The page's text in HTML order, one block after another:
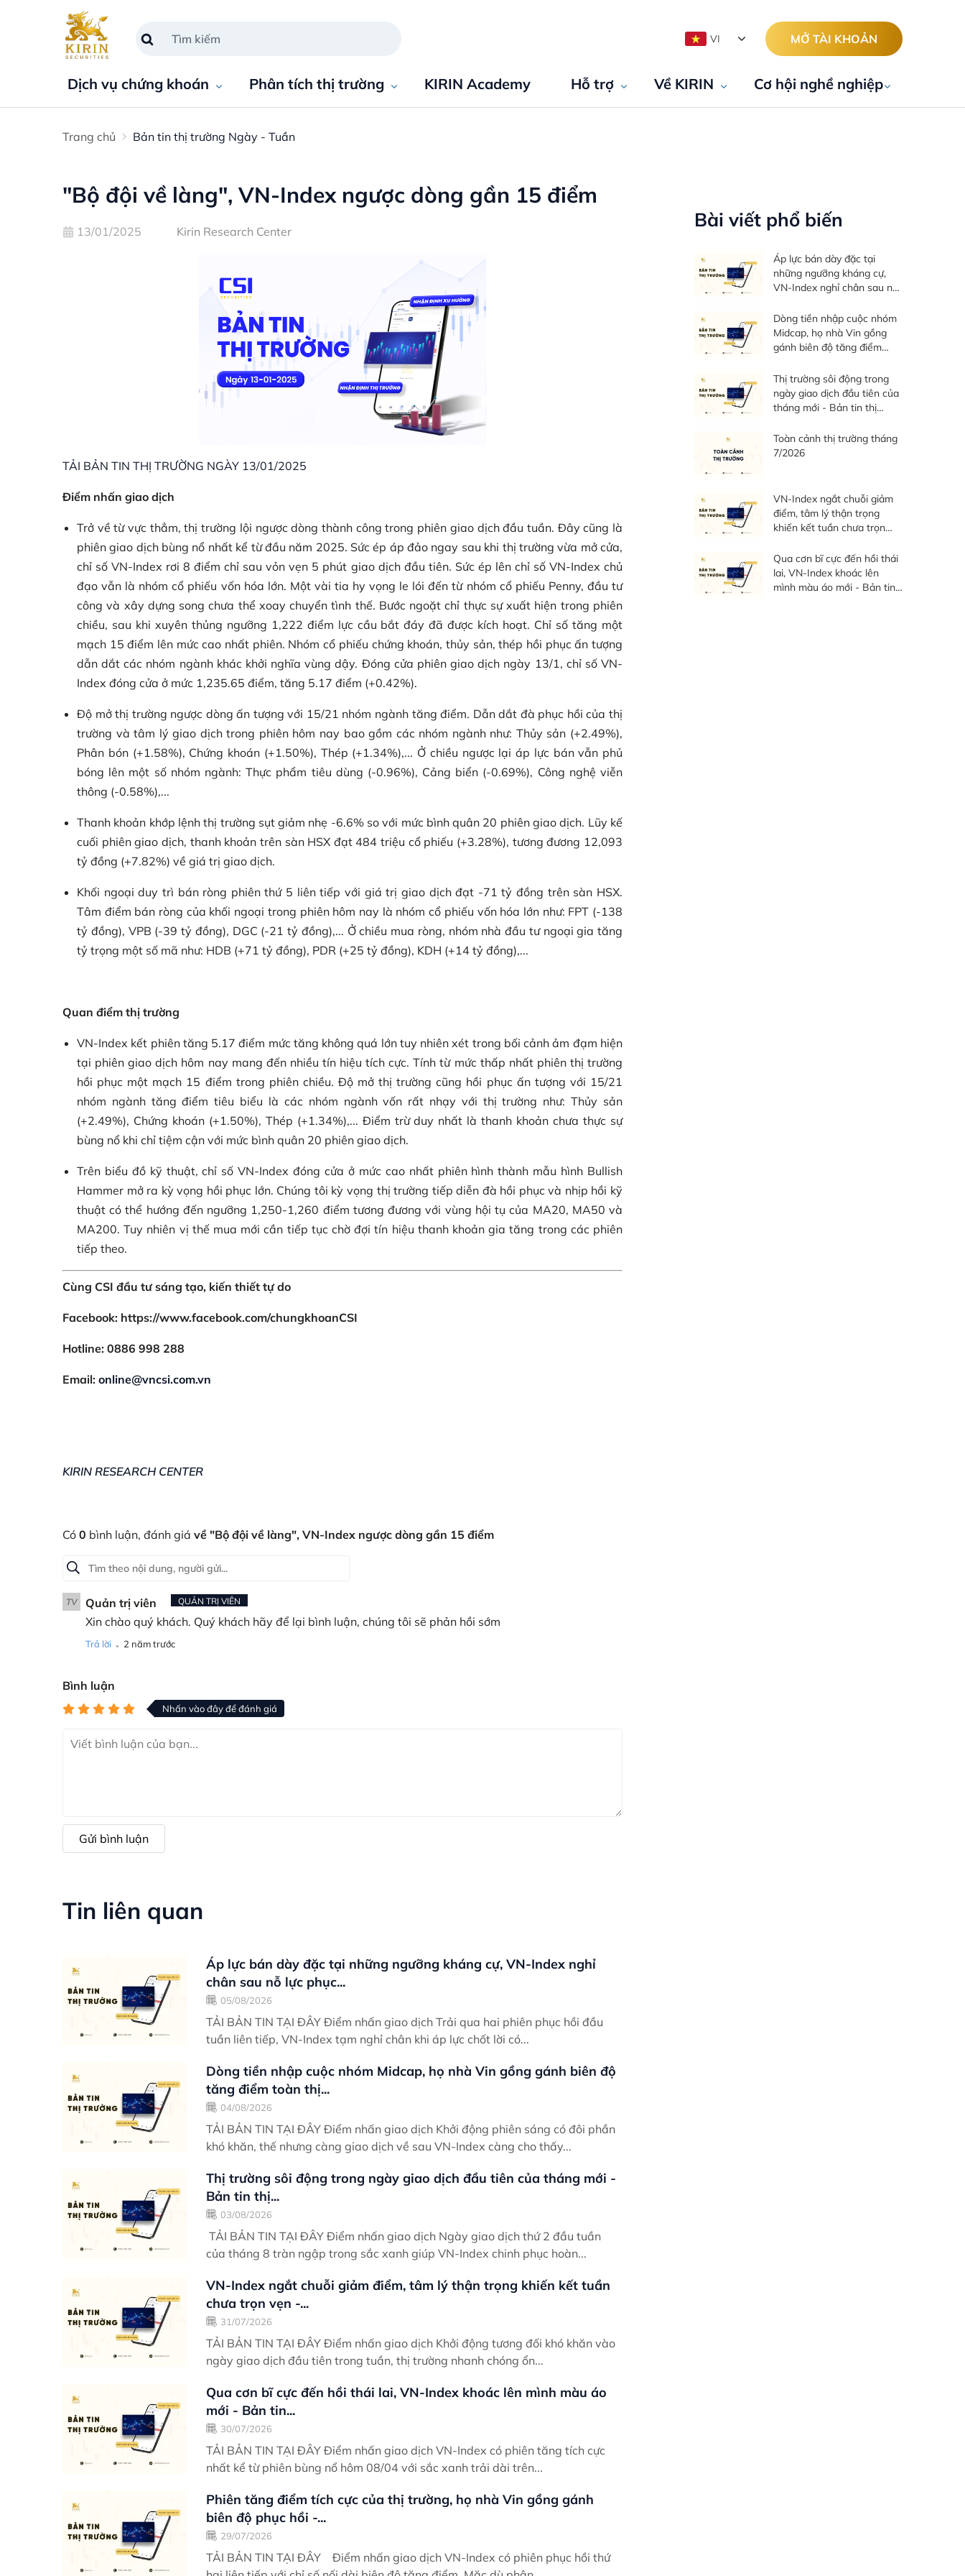
VI MỞ TÀI KHOẢN
Dịch vụ chứng khoán Phân tích thị trường KIRIN Academy Hỗ trợ Về KIRIN Cơ hội nghề nghiệp
Trang chủ Bản tin thị trường Ngày - Tuần
"Bộ đội về làng", VN-Index ngược dòng gần 15 điểm
13/01/2025 Kirin Research Center
TẢI BẢN TIN THỊ TRƯỜNG NGÀY 13/01/2025
Điểm nhấn giao dịch
Trở về từ vực thẳm, thị trường lội ngược dòng thành công trong phiên giao dịch đầu tuần. Đây cũng là
phiên giao dịch bùng nổ nhất kể từ đầu năm 2025. Sức ép áp đảo ngay sau khi thị trường vừa mở cửa,
chỉ số VN-Index rơi 8 điểm chỉ sau vỏn vẹn 5 phút giao dịch đầu tiên. Sức ép lên chỉ số VN-Index chủ
đạo vẫn là nhóm cổ phiếu vốn hóa lớn. Một vài tia hy vọng le lói đến từ nhóm cổ phiếu Penny, đầu tư
công và xây dựng song chưa thể xoay chuyển tình thế. Bước ngoặt chỉ thực sự xuất hiện trong phiên
chiều, sau khi xuyên thủng ngưỡng 1,222 điểm lực cầu bắt đáy đã được kích hoạt. Chỉ số tăng một
mạch 15 điểm lên mức cao nhất phiên. Nhóm cổ phiếu chứng khoán, thủy sản, thép hồi phục ấn tượng
dẫn dắt các nhóm ngành khác khởi nghĩa vùng dậy. Đóng cửa phiên giao dịch ngày 13/1, chỉ số VN-
Index đóng cửa ở mức 1,235.65 điểm, tăng 5.17 điểm (+0.42%).
Độ mở thị trường ngược dòng ấn tượng với 15/21 nhóm ngành tăng điểm. Dẫn dắt đà phục hồi của thị
trường và tâm lý giao dịch trong phiên hôm nay bao gồm các nhóm ngành như: Thủy sản (+2.49%),
Phân bón (+1.58%), Chứng khoán (+1.50%), Thép (+1.34%),... Ở chiều ngược lại áp lực bán vẫn phủ
bóng lên một số nhóm ngành: Thực phẩm tiêu dùng (-0.96%), Cảng biển (-0.69%), Công nghệ viễn
thông (-0.58%),...
Thanh khoản khớp lệnh thị trường sụt giảm nhẹ -6.6% so với mức bình quân 20 phiên giao dịch. Lũy kế
cuối phiên giao dịch, thanh khoản trên sàn HSX đạt 484 triệu cổ phiếu (+3.28%), tương đương 12,093
tỷ đồng (+7.82%) về giá trị giao dịch.
Khối ngoại duy trì bán ròng phiên thứ 5 liên tiếp với giá trị giao dịch đạt -71 tỷ đồng trên sàn HSX.
Tâm điểm bán ròng của khối ngoại trong phiên hôm nay là nhóm cổ phiếu vốn hóa lớn như: FPT (-138
tỷ đồng), VPB (-39 tỷ đồng), DGC (-21 tỷ đồng),... Ở chiều mua ròng, nhóm nhà đầu tư ngoại gia tăng
tỷ trọng một số mã như: HDB (+71 tỷ đồng), PDR (+25 tỷ đồng), KDH (+14 tỷ đồng),...
Quan điểm thị trường
VN-Index kết phiên tăng 5.17 điểm mức tăng không quá lớn tuy nhiên xét trong bối cảnh ảm đạm hiện
tại phiên giao dịch hôm nay mang đến nhiều tín hiệu tích cực. Tính từ mức thấp nhất phiên thị trường
hồi phục một mạch 15 điểm trong phiên chiều. Độ mở thị trường cũng hồi phục ấn tượng với 15/21
nhóm ngành tăng điểm tiêu biểu là các nhóm ngành vốn rất nhạy với thị trường như: Thủy sản
(+2.49%), Chứng khoán (+1.50%), Thép (+1.34%),... Điểm trừ duy nhất là thanh khoản chưa thực sự
bùng nổ khi chỉ tiệm cận với mức bình quân 20 phiên giao dịch.
Trên biểu đồ kỹ thuật, chỉ số VN-Index đóng cửa ở mức cao nhất phiên hình thành mẫu hình Bullish
Hammer mở ra kỳ vọng hồi phục lớn. Chúng tôi kỳ vọng thị trường tiếp diễn đà hồi phục và nhịp hồi kỹ
thuật có thể hướng đến ngưỡng 1,250-1,260 điểm tương đương với vùng hội tụ của MA20, MA50 và
MA200. Tuy nhiên vị thế mua mới cần tiếp tục chờ đợi tín hiệu thanh khoản gia tăng trong các phiên
tiếp theo.
Cùng CSI đầu tư sáng tạo, kiến thiết tự do
Facebook: https://www.facebook.com/chungkhoanCSI
Hotline: 0886 998 288
Email: online@vncsi.com.vn
KIRIN RESEARCH CENTER
Có 0 bình luận, đánh giá về "Bộ đội về làng", VN-Index ngược dòng gần 15 điểm
TV Quản trị viên QUẢN TRỊ VIÊN
Xin chào quý khách. Quý khách hãy để lại bình luận, chúng tôi sẽ phản hồi sớm
Trả lời . 2 năm trước
Bình luận
Nhấn vào đây để đánh giá
Gửi bình luận
Tin liên quan
Áp lực bán dày đặc tại những ngưỡng kháng cự, VN-Index nghỉ
chân sau nỗ lực phục...
05/08/2026
TẢI BẢN TIN TẠI ĐÂY Điểm nhấn giao dịch Trải qua hai phiên phục hồi đầu
tuần liên tiếp, VN-Index tạm nghỉ chân khi áp lực chốt lời có...
Dòng tiền nhập cuộc nhóm Midcap, họ nhà Vin gồng gánh biên độ
tăng điểm toàn thị...
04/08/2026
TẢI BẢN TIN TẠI ĐÂY Điểm nhấn giao dịch Khởi động phiên sáng có đôi phần
khó khăn, thế nhưng càng giao dịch về sau VN-Index càng cho thấy...
Thị trường sôi động trong ngày giao dịch đầu tiên của tháng mới -
Bản tin thị...
03/08/2026
TẢI BẢN TIN TẠI ĐÂY Điểm nhấn giao dịch Ngày giao dịch thứ 2 đầu tuần
của tháng 8 tràn ngập trong sắc xanh giúp VN-Index chinh phục hoàn...
VN-Index ngắt chuỗi giảm điểm, tâm lý thận trọng khiến kết tuần
chưa trọn vẹn -...
31/07/2026
TẢI BẢN TIN TẠI ĐÂY Điểm nhấn giao dịch Khởi động tương đối khó khăn vào
ngày giao dịch đầu tiên trong tuần, thị trường nhanh chóng ổn...
Qua cơn bĩ cực đến hồi thái lai, VN-Index khoác lên mình màu áo
mới - Bản tin...
30/07/2026
TẢI BẢN TIN TẠI ĐÂY Điểm nhấn giao dịch VN-Index có phiên tăng tích cực
nhất kể từ phiên bùng nổ hôm 08/04 với sắc xanh trải dài trên...
Phiên tăng điểm tích cực của thị trường, họ nhà Vin gồng gánh
biên độ phục hồi -...
29/07/2026
TẢI BẢN TIN TẠI ĐÂY Điểm nhấn giao dịch VN-Index có phiên phục hồi thứ
Bài viết phổ biến
Áp lực bán dày đặc tại
những ngưỡng kháng cự,
VN-Index nghỉ chân sau nỗ
trường ngày 05/08/2026
Dòng tiền nhập cuộc nhóm
Midcap, họ nhà Vin gồng
gánh biên độ tăng điểm
trường ngày 04/08/2026
Thị trường sôi động trong
ngày giao dịch đầu tiên của
tháng mới - Bản tin thị
Toàn cảnh thị trường tháng
7/2026
VN-Index ngắt chuỗi giảm
điểm, tâm lý thận trọng
khiến kết tuần chưa trọn
tuần 27/07 - 31/07/2026
Qua cơn bĩ cực đến hồi thái
lai, VN-Index khoác lên
mình màu áo mới - Bản tin